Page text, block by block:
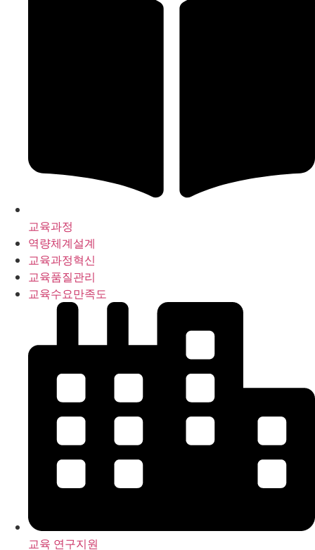
교육과정
역량체계설계
교육과정혁신
교육품질관리
교육수요만족도
교육 연구지원